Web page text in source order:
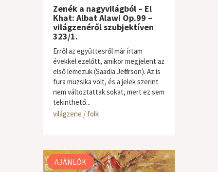
Zenék a nagyvilágból – El
Khat: Albat Alawi Op.99 –
világzenéről szubjektíven
323/1.
Erről az együttesről már írtam
évekkel ezelőtt, amikor megjelent az
első lemezük (Saadia Jefferson). Az is
fura muzsika volt, és a jelek szerint
nem változtattak sokat, mert ez sem
tekinthető...
világzene / folk
AJÁNLÓK